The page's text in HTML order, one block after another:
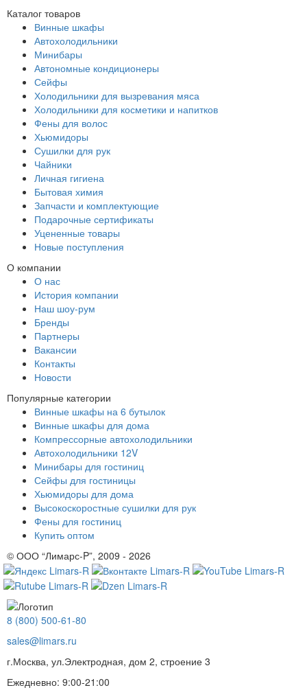
Каталог товаров
Винные шкафы
Автохолодильники
Минибары
Автономные кондиционеры
Сейфы
Холодильники для вызревания мяса
Холодильники для косметики и напитков
Фены для волос
Хьюмидоры
Сушилки для рук
Чайники
Личная гигиена
Бытовая химия
Запчасти и комплектующие
Подарочные сертификаты
Уцененные товары
Новые поступления
О компании
О нас
История компании
Наш шоу-рум
Бренды
Партнеры
Вакансии
Контакты
Новости
Популярные категории
Винные шкафы на 6 бутылок
Винные шкафы для дома
Компрессорные автохолодильники
Автохолодильники 12V
Минибары для гостиниц
Сейфы для гостиницы
Хьюмидоры для дома
Высокоскоростные сушилки для рук
Фены для гостиниц
Купить оптом
© ООО “Лимарс-P”, 2009 - 2026
8 (800) 500-61-80
sales@limars.ru
г.Москва, ул.Электродная, дом 2, строение 3
Ежедневно: 9:00-21:00